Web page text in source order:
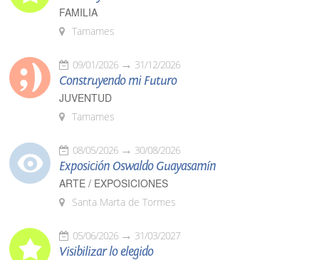
FAMILIA
Tamames
09/01/2026 31/12/2026
Construyendo mi Futuro
JUVENTUD
Tamames
08/05/2026 30/08/2026
Exposición Oswaldo Guayasamín
ARTE / EXPOSICIONES
Santa Marta de Tormes
05/06/2026 31/03/2027
Visibilizar lo elegido